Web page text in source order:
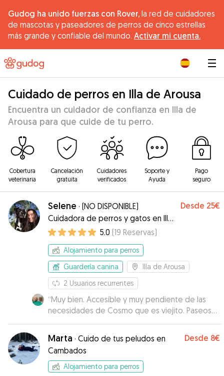
Gudog ha unido fuerzas con Rover, la red de cuidadores
de mascotas y paseadores de perros de cinco estrellas
más grande y confiable del mundo. Activar mi cuenta.
Cuidado de perros en Illa de Arousa
Encuentra un cuidador de confianza en Illa de
Arousa para que cuide de tu perro.
Cobertura
veterinaria
Cancelación
gratuita
Cuidadores
verificados
Soporte y
Ayuda
Pago
seguro
Selene · (NO DISPONIBLE)
Cuidadora de perros y gatos en Illa
de Arousa
Desde 25€
5.0 (19 Reservas)
Alojamiento para perros
Guardería canina
Illa de Arousa
2 Usuarios recurrentes
“Muy bien. Accesible y muy pendiente de las
necesidades de Cosmo que es viejito. Paseos
cortos y mucho cariño. Muy contenta”
Marta · Cuido de tus peludos en
Cambados
Desde 8€
Alojamiento para perros